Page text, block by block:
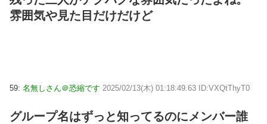
雰囲気や見た目だけだけど
59: 名無しさん＠恐縮です 2025/02/13(木) 01:18:49.63 ID:VXQtThyT0
グループ名はずっと知ってるのにメンバー誰